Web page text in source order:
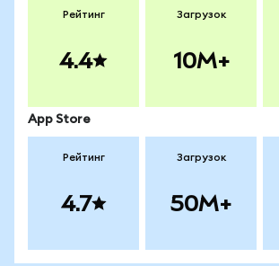
Рейтинг
4.4
Загрузок
10M+
App Store
Рейтинг
4.7
Загрузок
50M+